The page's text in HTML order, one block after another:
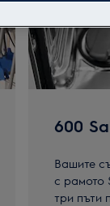
600
Вашите
с рамото
три пъти